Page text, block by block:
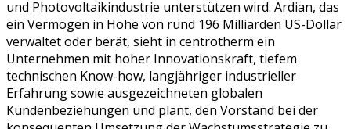
und Photovoltaikindustrie unterstützen wird. Ardian, das
ein Vermögen in Höhe von rund 196 Milliarden US-Dollar
verwaltet oder berät, sieht in centrotherm ein
Unternehmen mit hoher Innovationskraft, tiefem
technischen Know-how, langjähriger industrieller
Erfahrung sowie ausgezeichneten globalen
Kundenbeziehungen und plant, den Vorstand bei der